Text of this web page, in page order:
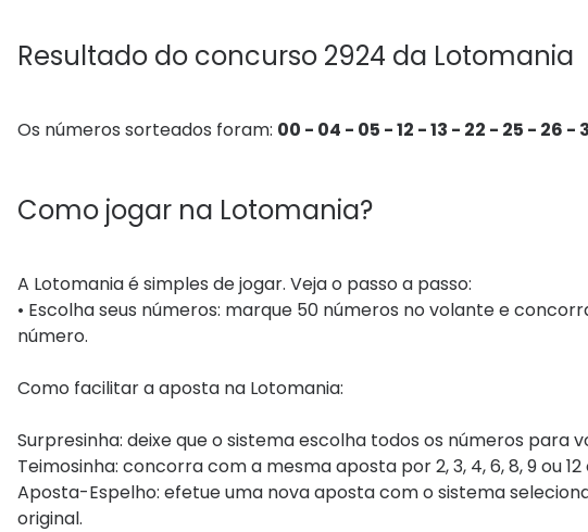
Resultado do concurso 2924 da Lotomania
Os números sorteados foram: 00 - 04 - 05 - 12 - 13 - 22 - 25 - 26
Como jogar na Lotomania?
A Lotomania é simples de jogar. Veja o passo a passo:
• Escolha seus números: marque 50 números no volante e
número.
Como facilitar a aposta na Lotomania:
Surpresinha: deixe que o sistema escolha todos os números para
Teimosinha: concorra com a mesma aposta por 2, 3, 4, 6, 8, 9 ou
Aposta-Espelho: efetue uma nova aposta com o sistema
original.